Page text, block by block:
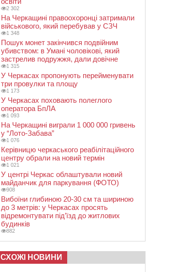
2 302
На Черкащині правоохоронці затримали
військового, який перебував у СЗЧ
1 348
Пошук монет закінчився подвійним
убивством: в Умані чоловікові, який
застрелив подружжя, дали довічне
1 315
У Черкасах пропонують перейменувати
три провулки та площу
1 173
У Черкасах поховають полеглого
оператора БпЛА
1 093
На Черкащині виграли 1 000 000 гривень
у “Лото-Забава”
1 076
Керівницю черкаського реабілітаційного
центру обрали на новий термін
1 021
У центрі Черкас облаштували новий
майданчик для паркування (ФОТО)
908
Вибоїни глибиною 20-30 см та шириною
до 3 метрів: у Черкасах просять
відремонтувати під’їзд до житлових
будинків
882
СХОЖІ НОВИНИ